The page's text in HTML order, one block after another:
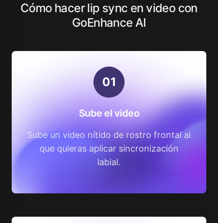
Cómo hacer lip sync en video con
GoEnhance AI
01
Sube el video
Sube un video nítido de rostro frontal al
que quieras aplicar sincronización
labial.